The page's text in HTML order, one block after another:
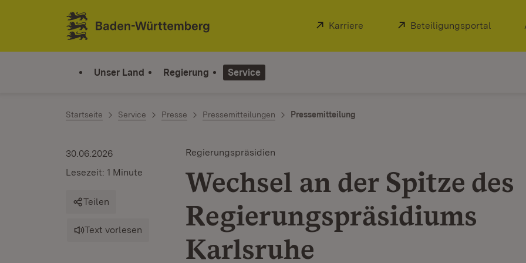
Zum Inhalt springen
Link zur Startseite
Extern:
Karriere (Öffnet in neuem Fenster)
Extern:
Beteiligungsportal
Unser Land Regierung Service
Startseite Service Presse Pressemitteilungen Pressemitteilung
Regierungspräsidien
Wechsel an der Spitze des
Regierungspräsidiums
Karlsruhe
30.06.2026
Lesezeit: 1 Minute
Teilen
Text vorlesen